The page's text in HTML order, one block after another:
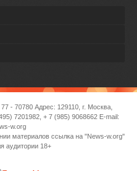
- 70780 Адрес: 129110, г. Москва,
7201982, + 7 (985) 9068662 E-mail:
w.org
материалов ссылка на "News-w.org"
аудитории 18+